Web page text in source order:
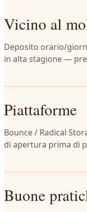
Vicino al
Deposito orario/
in alta stagione —
Piattaforme
Bounce / Radical
di apertura prima di
Buone